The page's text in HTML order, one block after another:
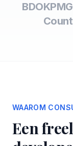
BDOKPMG
WAAROM
Een